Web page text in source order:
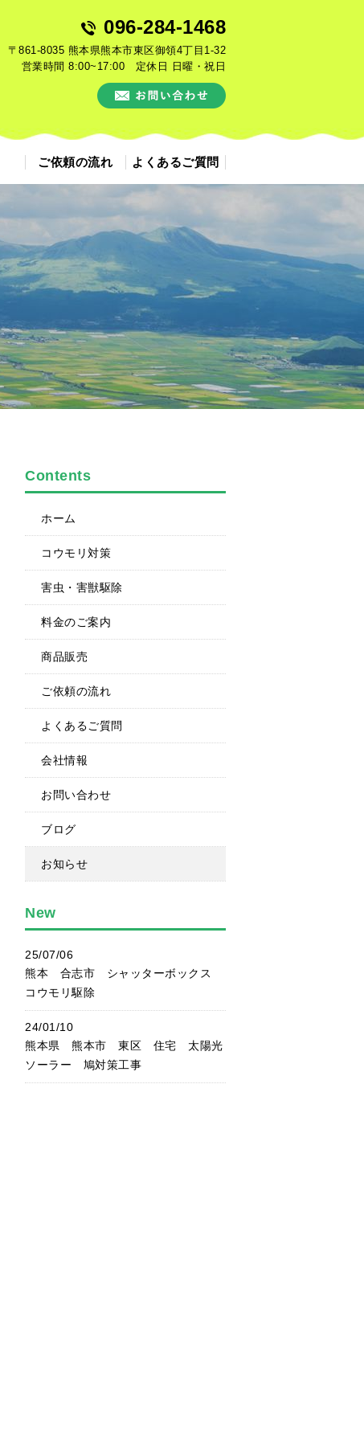
096-284-1468
〒861-8035 熊本県熊本市東区御領4丁目1-32
営業時間 8:00~17:00 定休日 日曜・祝日
ご依頼の流れ よくあるご質問
Contents
ホーム
コウモリ対策
害虫・害獣駆除
料金のご案内
商品販売
ご依頼の流れ
よくあるご質問
会社情報
お問い合わせ
ブログ
お知らせ
New
25/07/06
熊本 合志市 シャッターボックス
コウモリ駆除
24/01/10
熊本県 熊本市 東区 住宅 太陽光
ソーラー 鳩対策工事